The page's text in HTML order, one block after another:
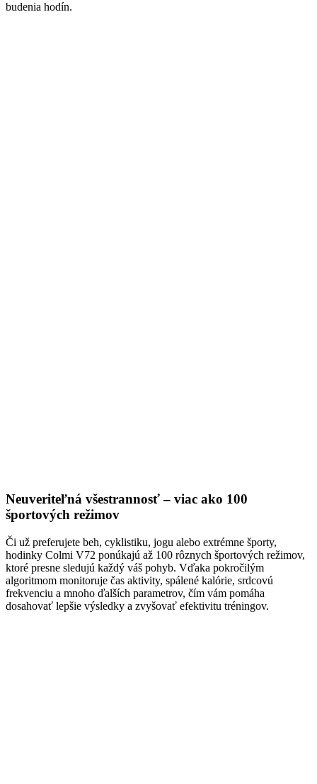
budenia hodín.
Neuveriteľná všestrannosť – viac ako 100
športových režimov
Či už preferujete beh, cyklistiku, jogu alebo extrémne športy,
hodinky Colmi V72 ponúkajú až 100 rôznych športových režimov,
ktoré presne sledujú každý váš pohyb. Vďaka pokročilým
algoritmom monitoruje čas aktivity, spálené kalórie, srdcovú
frekvenciu a mnoho ďalších parametrov, čím vám pomáha
dosahovať lepšie výsledky a zvyšovať efektivitu tréningov.